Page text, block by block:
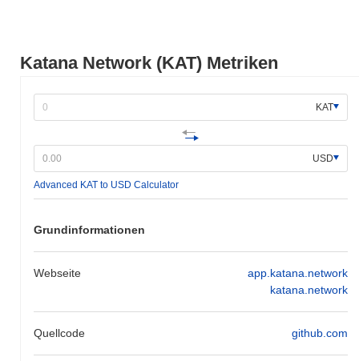
Katana Network (KAT) Metriken
KAT
USD
Advanced KAT to USD Calculator
Grundinformationen
Webseite
app.katana.network
katana.network
Quellcode github.com
Performance der Preisentwicklung von KAT im Vergleich zur